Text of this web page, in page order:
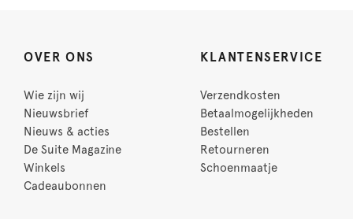
OVER ONS
Wie zijn wij
Nieuwsbrief
Nieuws & acties
De Suite Magazine
Winkels
Cadeaubonnen
KLANTENSERVICE
Verzendkosten
Betaalmogelijkheden
Bestellen
Retourneren
Schoenmaatje